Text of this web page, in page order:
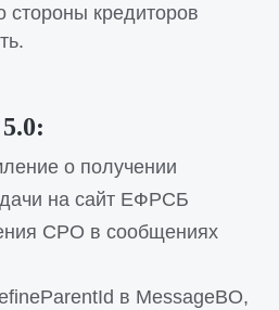
стороны кредиторов
о получении
на сайт ЕФРСБ
СРО в сообщениях
в MessageBO,